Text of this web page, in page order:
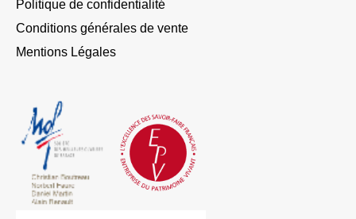
Politique de confidentialité
Conditions générales de vente
Mentions Légales